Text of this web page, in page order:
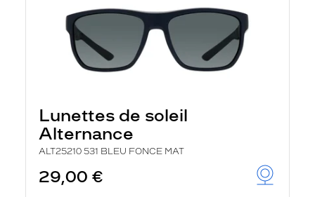
Lunettes de soleil
Alternance
ALT25210 531 BLEU FONCE MAT
29,00 €